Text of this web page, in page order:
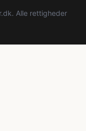
Alle rettigheder